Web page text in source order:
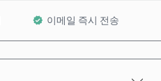
이메일 즉시 전송